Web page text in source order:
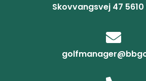
Skovvangsvej 47